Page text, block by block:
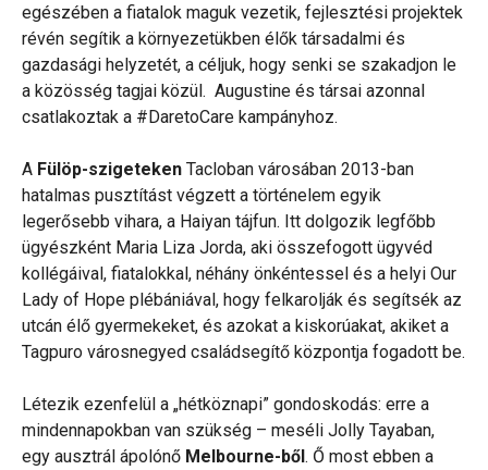
egészében a fiatalok maguk vezetik, fejlesztési projektek
révén segítik a környezetükben élők társadalmi és
gazdasági helyzetét, a céljuk, hogy senki se szakadjon le
a közösség tagjai közül. Augustine és társai azonnal
csatlakoztak a #DaretoCare kampányhoz.
A Fülöp-szigeteken Tacloban városában 2013-ban
hatalmas pusztítást végzett a történelem egyik
legerősebb vihara, a Haiyan tájfun. Itt dolgozik legfőbb
ügyészként Maria Liza Jorda, aki összefogott ügyvéd
kollégáival, fiatalokkal, néhány önkéntessel és a helyi Our
Lady of Hope plébániával, hogy felkarolják és segítsék az
utcán élő gyermekeket, és azokat a kiskorúakat, akiket a
Tagpuro városnegyed családsegítő központja fogadott be.
Létezik ezenfelül a „hétköznapi” gondoskodás: erre a
mindennapokban van szükség – meséli Jolly Tayaban,
egy ausztrál ápolónő Melbourne-ből. Ő most ebben a